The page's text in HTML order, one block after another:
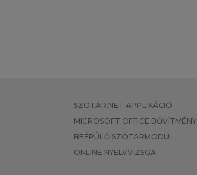
SZOTAR.NET APPLIKÁCIÓ
MICROSOFT OFFICE BŐVÍTMÉNY
BEÉPÜLŐ SZÓTÁRMODUL
ONLINE NYELVVIZSGA